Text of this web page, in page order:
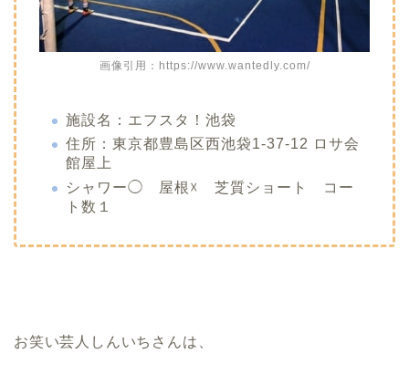
画像引用：https://www.wantedly.com/
施設名：エフスタ！池袋
住所：東京都豊島区西池袋1-37-12 ロサ会
館屋上
シャワー◯ 屋根☓ 芝質ショート コー
ト数１
お笑い芸人しんいちさんは、